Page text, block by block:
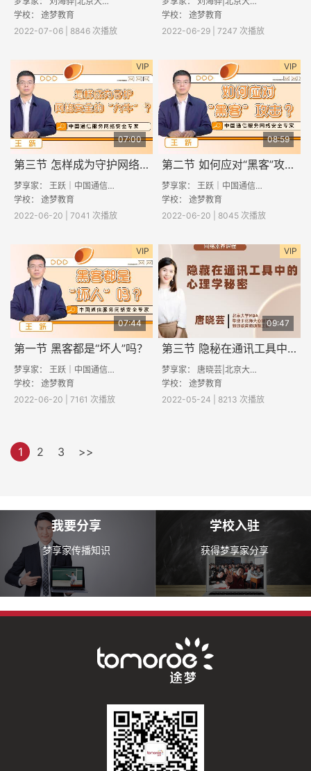
学校： 途梦教育
2022-07-06 | 8846 次播放
学校： 途梦教育
2022-06-29 | 7247 次播放
VIP
07:00
第三节 怎样成为守护网络安全的“大牛”
梦享家： 王跃｜中国通信服务网络安全专家
学校： 途梦教育
2022-06-20 | 7041 次播放
VIP
08:59
第二节 如何应对“黑客”攻击？
梦享家： 王跃｜中国通信服务网络安全专家
学校： 途梦教育
2022-06-20 | 8045 次播放
VIP
07:44
第一节 黑客都是“坏人”吗？
梦享家： 王跃｜中国通信服务网络安全专家
学校： 途梦教育
2022-06-20 | 7161 次播放
VIP
09:47
第三节 隐秘在通讯工具中的心理学秘密
梦享家： 唐晓芸|北京大学MBA 毕业于北师大心理学 原新浪教育频道副主编
学校： 途梦教育
2022-05-24 | 8213 次播放
1 2 3 >>
我要分享
梦享家传播知识
学校入驻
获得梦享家分享